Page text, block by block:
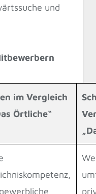
und
im Vergleich
Örtliche“